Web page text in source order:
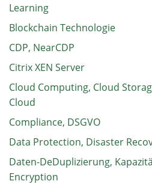
Learning
Blockchain Technologie
CDP, NearCDP
Citrix XEN Server
Cloud Computing, Cloud
Cloud
Compliance, DSGVO
Data Protection, Disaster
Daten-DeDuplizierung,
Encryption